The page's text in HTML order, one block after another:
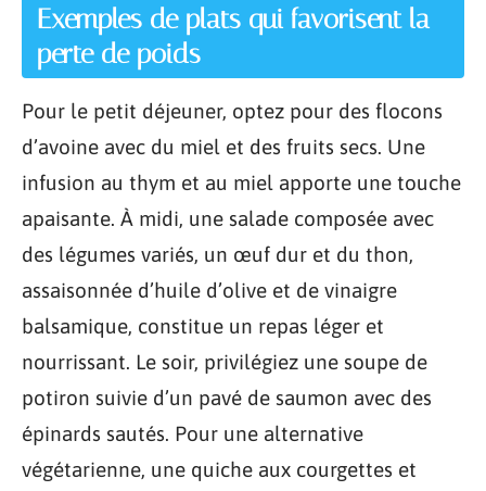
Exemples de plats qui favorisent la
perte de poids
Pour le petit déjeuner, optez pour des flocons
d’avoine avec du miel et des fruits secs. Une
infusion au thym et au miel apporte une touche
apaisante. À midi, une salade composée avec
des légumes variés, un œuf dur et du thon,
assaisonnée d’huile d’olive et de vinaigre
balsamique, constitue un repas léger et
nourrissant. Le soir, privilégiez une soupe de
potiron suivie d’un pavé de saumon avec des
épinards sautés. Pour une alternative
végétarienne, une quiche aux courgettes et